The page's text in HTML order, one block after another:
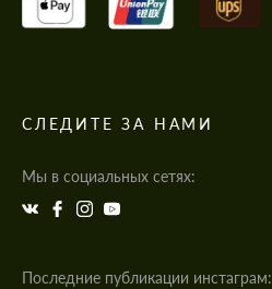
СЛЕДИТЕ ЗА НАМИ
Мы в социальных сетях:
Последние публикации инстаграм: